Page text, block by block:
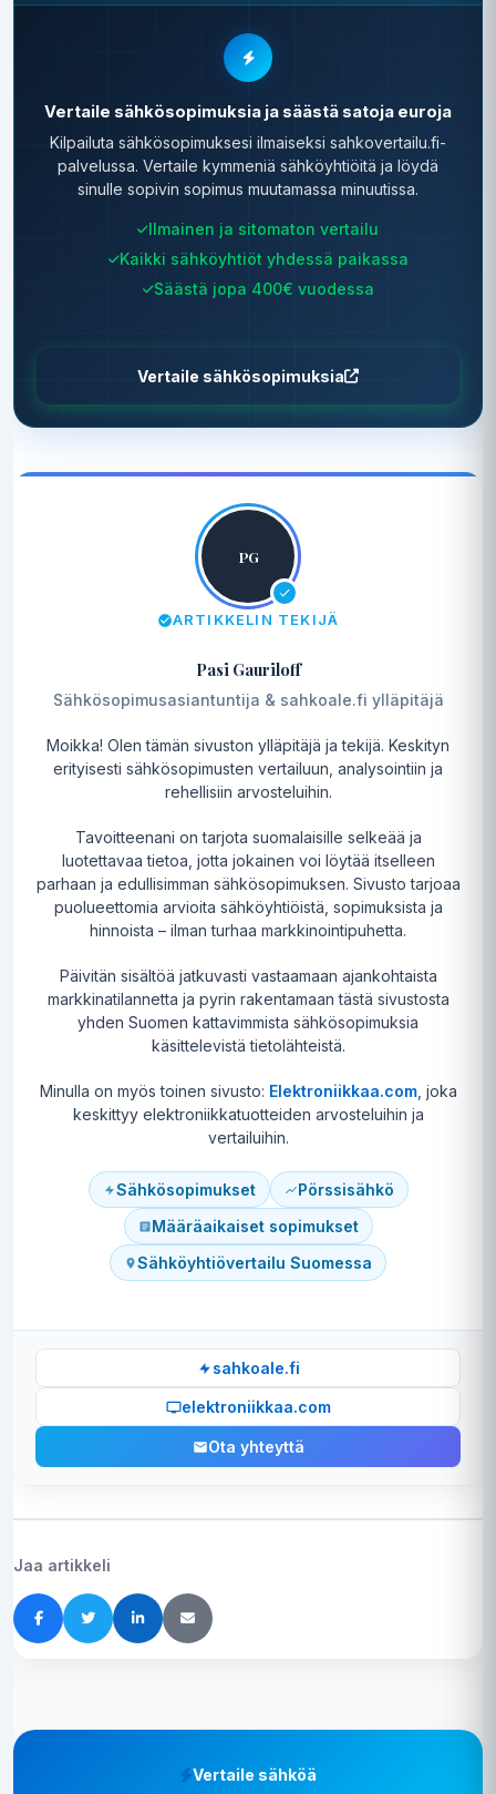
Vertaile sähkösopimuksia ja säästä satoja euroja
Kilpailuta sähkösopimuksesi ilmaiseksi sahkovertailu.fi-
palvelussa. Vertaile kymmeniä sähköyhtiöitä ja löydä
sinulle sopivin sopimus muutamassa minuutissa.
Ilmainen ja sitomaton vertailu
Kaikki sähköyhtiöt yhdessä paikassa
Säästä jopa 400€ vuodessa
Vertaile sähkösopimuksia
PG
ARTIKKELIN TEKIJÄ
Pasi Gauriloff
Sähkösopimusasiantuntija & sahkoale.fi ylläpitäjä
Moikka! Olen tämän sivuston ylläpitäjä ja tekijä. Keskityn
erityisesti sähkösopimusten vertailuun, analysointiin ja
rehellisiin arvosteluihin.
Tavoitteenani on tarjota suomalaisille selkeää ja
luotettavaa tietoa, jotta jokainen voi löytää itselleen
parhaan ja edullisimman sähkösopimuksen. Sivusto tarjoaa
puolueettomia arvioita sähköyhtiöistä, sopimuksista ja
hinnoista – ilman turhaa markkinointipuhetta.
Päivitän sisältöä jatkuvasti vastaamaan ajankohtaista
markkinatilannetta ja pyrin rakentamaan tästä sivustosta
yhden Suomen kattavimmista sähkösopimuksia
käsittelevistä tietolähteistä.
Minulla on myös toinen sivusto: Elektroniikkaa.com, joka
keskittyy elektroniikkatuotteiden arvosteluihin ja
vertailuihin.
Sähkösopimukset
Pörssisähkö
Määräaikaiset sopimukset
Sähköyhtiövertailu Suomessa
sahkoale.fi
elektroniikkaa.com
Ota yhteyttä
Jaa artikkeli
Vertaile sähköä